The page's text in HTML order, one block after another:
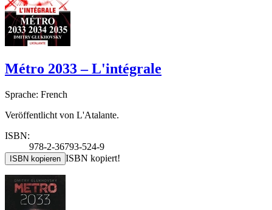
Métro 2033 – L'intégrale
Sprache: French
Veröffentlicht von L'Atalante.
ISBN:
978-2-36793-524-9
ISBN kopieren ISBN kopiert!